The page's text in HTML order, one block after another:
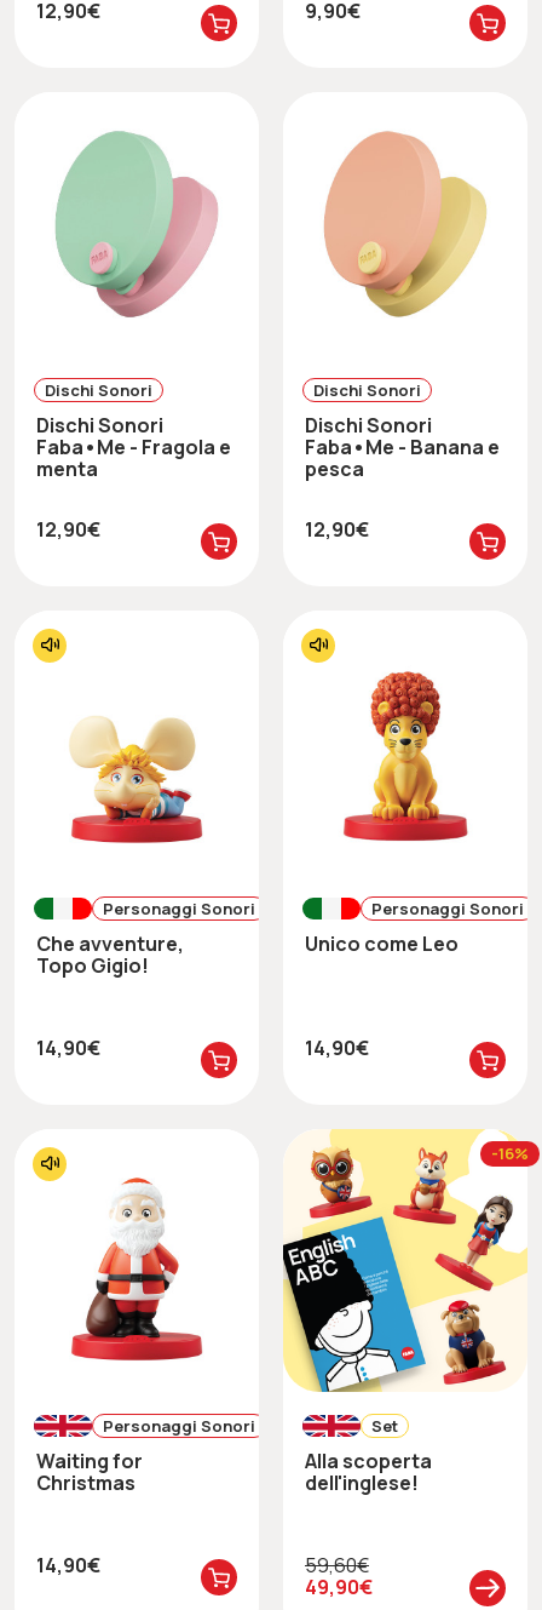
12,90€ 9,90€
Dischi Sonori
Dischi Sonori
Faba•Me - Fragola e
menta
12,90€
Dischi Sonori
Dischi Sonori
Faba•Me - Banana e
pesca
12,90€
Personaggi Sonori
Che avventure,
Topo Gigio!
14,90€
Personaggi Sonori
Unico come Leo
14,90€
Personaggi Sonori
Waiting for
Christmas
14,90€
-16%
Set
Alla scoperta
dell'inglese!
49,90€
59,60€